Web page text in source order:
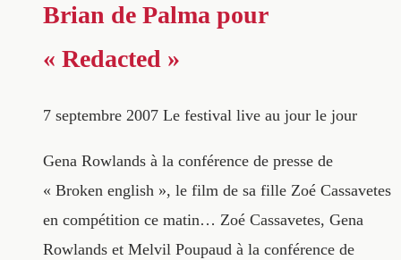
Brian de Palma pour
« Redacted »
7 septembre 2007 Le festival live au jour le jour
Gena Rowlands à la conférence de presse de
« Broken english », le film de sa fille Zoé Cassavetes
en compétition ce matin… Zoé Cassavetes, Gena
Rowlands et Melvil Poupaud à la conférence de